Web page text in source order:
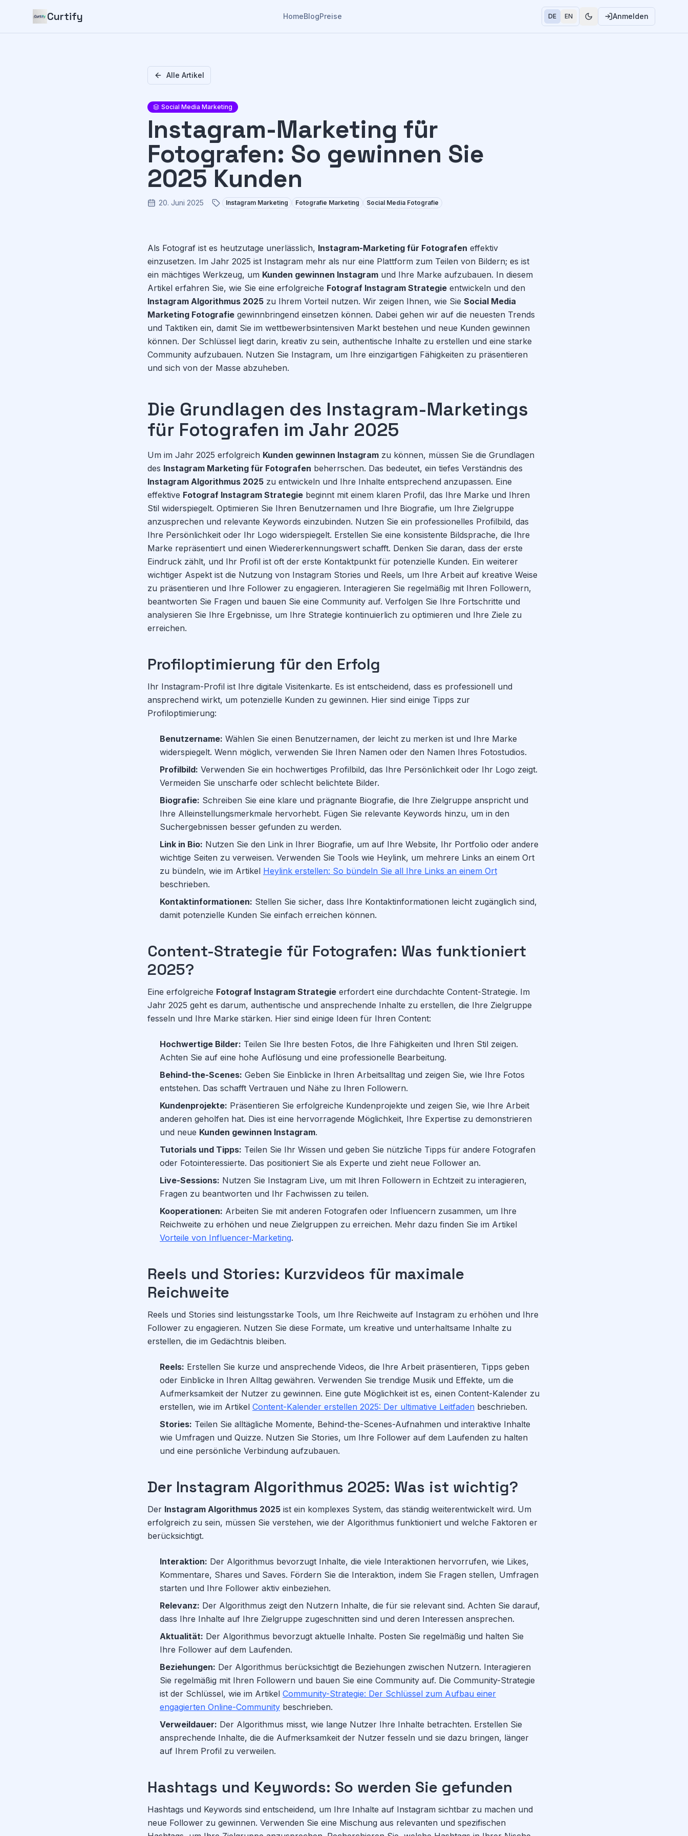
Curtify HomeBlogPreise DE EN Anmelden
Alle Artikel
Social Media Marketing
Instagram-Marketing für
Fotografen: So gewinnen Sie
2025 Kunden
20. Juni 2025 Instagram Marketing Fotografie Marketing Social Media Fotografie
Als Fotograf ist es heutzutage unerlässlich, Instagram-Marketing für Fotografen effektiv
einzusetzen. Im Jahr 2025 ist Instagram mehr als nur eine Plattform zum Teilen von Bildern; es ist
ein mächtiges Werkzeug, um Kunden gewinnen Instagram und Ihre Marke aufzubauen. In diesem
Artikel erfahren Sie, wie Sie eine erfolgreiche Fotograf Instagram Strategie entwickeln und den
Instagram Algorithmus 2025 zu Ihrem Vorteil nutzen. Wir zeigen Ihnen, wie Sie Social Media
Marketing Fotografie gewinnbringend einsetzen können. Dabei gehen wir auf die neuesten Trends
und Taktiken ein, damit Sie im wettbewerbsintensiven Markt bestehen und neue Kunden gewinnen
können. Der Schlüssel liegt darin, kreativ zu sein, authentische Inhalte zu erstellen und eine starke
Community aufzubauen. Nutzen Sie Instagram, um Ihre einzigartigen Fähigkeiten zu präsentieren
und sich von der Masse abzuheben.
Die Grundlagen des Instagram-Marketings
für Fotografen im Jahr 2025
Um im Jahr 2025 erfolgreich Kunden gewinnen Instagram zu können, müssen Sie die Grundlagen
des Instagram Marketing für Fotografen beherrschen. Das bedeutet, ein tiefes Verständnis des
Instagram Algorithmus 2025 zu entwickeln und Ihre Inhalte entsprechend anzupassen. Eine
effektive Fotograf Instagram Strategie beginnt mit einem klaren Profil, das Ihre Marke und Ihren
Stil widerspiegelt. Optimieren Sie Ihren Benutzernamen und Ihre Biografie, um Ihre Zielgruppe
anzusprechen und relevante Keywords einzubinden. Nutzen Sie ein professionelles Profilbild, das
Ihre Persönlichkeit oder Ihr Logo widerspiegelt. Erstellen Sie eine konsistente Bildsprache, die Ihre
Marke repräsentiert und einen Wiedererkennungswert schafft. Denken Sie daran, dass der erste
Eindruck zählt, und Ihr Profil ist oft der erste Kontaktpunkt für potenzielle Kunden. Ein weiterer
wichtiger Aspekt ist die Nutzung von Instagram Stories und Reels, um Ihre Arbeit auf kreative Weise
zu präsentieren und Ihre Follower zu engagieren. Interagieren Sie regelmäßig mit Ihren Followern,
beantworten Sie Fragen und bauen Sie eine Community auf. Verfolgen Sie Ihre Fortschritte und
analysieren Sie Ihre Ergebnisse, um Ihre Strategie kontinuierlich zu optimieren und Ihre Ziele zu
erreichen.
Profiloptimierung für den Erfolg
Ihr Instagram-Profil ist Ihre digitale Visitenkarte. Es ist entscheidend, dass es professionell und
ansprechend wirkt, um potenzielle Kunden zu gewinnen. Hier sind einige Tipps zur
Profiloptimierung:
Benutzername: Wählen Sie einen Benutzernamen, der leicht zu merken ist und Ihre Marke
widerspiegelt. Wenn möglich, verwenden Sie Ihren Namen oder den Namen Ihres Fotostudios.
Profilbild: Verwenden Sie ein hochwertiges Profilbild, das Ihre Persönlichkeit oder Ihr Logo zeigt.
Vermeiden Sie unscharfe oder schlecht belichtete Bilder.
Biografie: Schreiben Sie eine klare und prägnante Biografie, die Ihre Zielgruppe anspricht und
Ihre Alleinstellungsmerkmale hervorhebt. Fügen Sie relevante Keywords hinzu, um in den
Suchergebnissen besser gefunden zu werden.
Link in Bio: Nutzen Sie den Link in Ihrer Biografie, um auf Ihre Website, Ihr Portfolio oder andere
wichtige Seiten zu verweisen. Verwenden Sie Tools wie Heylink, um mehrere Links an einem Ort
zu bündeln, wie im Artikel Heylink erstellen: So bündeln Sie all Ihre Links an einem Ort
beschrieben.
Kontaktinformationen: Stellen Sie sicher, dass Ihre Kontaktinformationen leicht zugänglich sind,
damit potenzielle Kunden Sie einfach erreichen können.
Content-Strategie für Fotografen: Was funktioniert
2025?
Eine erfolgreiche Fotograf Instagram Strategie erfordert eine durchdachte Content-Strategie. Im
Jahr 2025 geht es darum, authentische und ansprechende Inhalte zu erstellen, die Ihre Zielgruppe
fesseln und Ihre Marke stärken. Hier sind einige Ideen für Ihren Content:
Hochwertige Bilder: Teilen Sie Ihre besten Fotos, die Ihre Fähigkeiten und Ihren Stil zeigen.
Achten Sie auf eine hohe Auflösung und eine professionelle Bearbeitung.
Behind-the-Scenes: Geben Sie Einblicke in Ihren Arbeitsalltag und zeigen Sie, wie Ihre Fotos
entstehen. Das schafft Vertrauen und Nähe zu Ihren Followern.
Kundenprojekte: Präsentieren Sie erfolgreiche Kundenprojekte und zeigen Sie, wie Ihre Arbeit
anderen geholfen hat. Dies ist eine hervorragende Möglichkeit, Ihre Expertise zu demonstrieren
und neue Kunden gewinnen Instagram.
Tutorials und Tipps: Teilen Sie Ihr Wissen und geben Sie nützliche Tipps für andere Fotografen
oder Fotointeressierte. Das positioniert Sie als Experte und zieht neue Follower an.
Live-Sessions: Nutzen Sie Instagram Live, um mit Ihren Followern in Echtzeit zu interagieren,
Fragen zu beantworten und Ihr Fachwissen zu teilen.
Kooperationen: Arbeiten Sie mit anderen Fotografen oder Influencern zusammen, um Ihre
Reichweite zu erhöhen und neue Zielgruppen zu erreichen. Mehr dazu finden Sie im Artikel
Vorteile von Influencer-Marketing.
Reels und Stories: Kurzvideos für maximale
Reichweite
Reels und Stories sind leistungsstarke Tools, um Ihre Reichweite auf Instagram zu erhöhen und Ihre
Follower zu engagieren. Nutzen Sie diese Formate, um kreative und unterhaltsame Inhalte zu
erstellen, die im Gedächtnis bleiben.
Reels: Erstellen Sie kurze und ansprechende Videos, die Ihre Arbeit präsentieren, Tipps geben
oder Einblicke in Ihren Alltag gewähren. Verwenden Sie trendige Musik und Effekte, um die
Aufmerksamkeit der Nutzer zu gewinnen. Eine gute Möglichkeit ist es, einen Content-Kalender zu
erstellen, wie im Artikel Content-Kalender erstellen 2025: Der ultimative Leitfaden beschrieben.
Stories: Teilen Sie alltägliche Momente, Behind-the-Scenes-Aufnahmen und interaktive Inhalte
wie Umfragen und Quizze. Nutzen Sie Stories, um Ihre Follower auf dem Laufenden zu halten
und eine persönliche Verbindung aufzubauen.
Der Instagram Algorithmus 2025: Was ist wichtig?
Der Instagram Algorithmus 2025 ist ein komplexes System, das ständig weiterentwickelt wird. Um
erfolgreich zu sein, müssen Sie verstehen, wie der Algorithmus funktioniert und welche Faktoren er
berücksichtigt.
Interaktion: Der Algorithmus bevorzugt Inhalte, die viele Interaktionen hervorrufen, wie Likes,
Kommentare, Shares und Saves. Fördern Sie die Interaktion, indem Sie Fragen stellen, Umfragen
starten und Ihre Follower aktiv einbeziehen.
Relevanz: Der Algorithmus zeigt den Nutzern Inhalte, die für sie relevant sind. Achten Sie darauf,
dass Ihre Inhalte auf Ihre Zielgruppe zugeschnitten sind und deren Interessen ansprechen.
Aktualität: Der Algorithmus bevorzugt aktuelle Inhalte. Posten Sie regelmäßig und halten Sie
Ihre Follower auf dem Laufenden.
Beziehungen: Der Algorithmus berücksichtigt die Beziehungen zwischen Nutzern. Interagieren
Sie regelmäßig mit Ihren Followern und bauen Sie eine Community auf. Die Community-Strategie
ist der Schlüssel, wie im Artikel Community-Strategie: Der Schlüssel zum Aufbau einer
engagierten Online-Community beschrieben.
Verweildauer: Der Algorithmus misst, wie lange Nutzer Ihre Inhalte betrachten. Erstellen Sie
ansprechende Inhalte, die die Aufmerksamkeit der Nutzer fesseln und sie dazu bringen, länger
auf Ihrem Profil zu verweilen.
Hashtags und Keywords: So werden Sie gefunden
Hashtags und Keywords sind entscheidend, um Ihre Inhalte auf Instagram sichtbar zu machen und
neue Follower zu gewinnen. Verwenden Sie eine Mischung aus relevanten und spezifischen